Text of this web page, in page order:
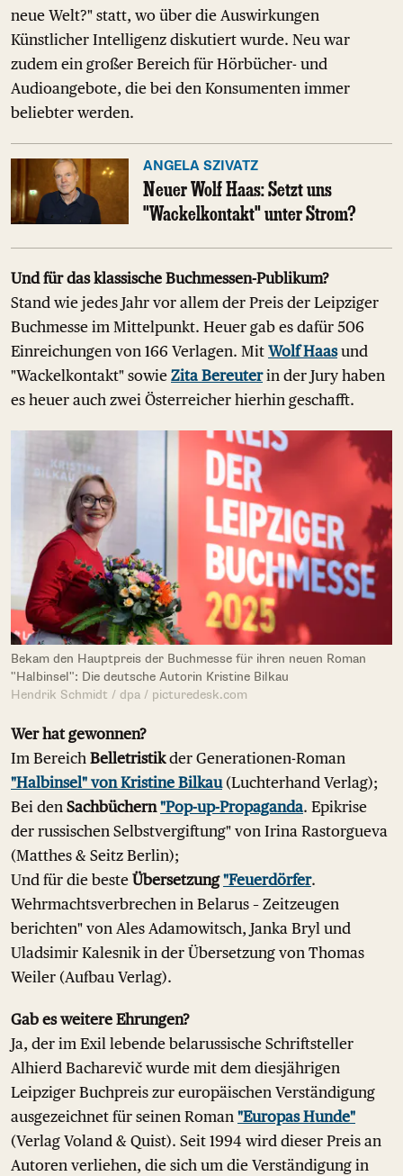
neue Welt?" statt, wo über die Auswirkungen
Künstlicher Intelligenz diskutiert wurde. Neu war
zudem ein großer Bereich für Hörbücher- und
Audioangebote, die bei den Konsumenten immer
beliebter werden.
ANGELA SZIVATZ
Neuer Wolf Haas: Setzt uns
"Wackelkontakt" unter Strom?
Und für das klassische Buchmessen-Publikum?
Stand wie jedes Jahr vor allem der Preis der Leipziger
Buchmesse im Mittelpunkt. Heuer gab es dafür 506
Einreichungen von 166 Verlagen. Mit Wolf Haasund
"Wackelkontakt" sowie Zita Bereuterin der Jury haben
es heuer auch zwei Österreicher hierhin geschafft.
Bekam den Hauptpreis der Buchmesse für ihren neuen Roman
"Halbinsel": Die deutsche Autorin Kristine Bilkau
Hendrik Schmidt / dpa / picturedesk.com
Wer hat gewonnen?
Im Bereich Belletristikder Generationen-Roman
"Halbinsel" von Kristine Bilkau(Luchterhand Verlag);
Bei den Sachbüchern "Pop-up-Propaganda. Epikrise
der russischen Selbstvergiftung" von Irina Rastorgueva
(Matthes & Seitz Berlin);
Und für die beste Übersetzung "Feuerdörfer.
Wehrmachtsverbrechen in Belarus – Zeitzeugen
berichten" von Ales Adamowitsch, Janka Bryl und
Uladsimir Kalesnik in der Übersetzung von Thomas
Weiler (Aufbau Verlag).
Gab es weitere Ehrungen?
Ja, der im Exil lebende belarussische Schriftsteller
Alhierd Bacharevič wurde mit dem diesjährigen
Leipziger Buchpreis zur europäischen Verständigung
ausgezeichnet für seinen Roman "Europas Hunde"
(Verlag Voland & Quist). Seit 1994 wird dieser Preis an
Autoren verliehen, die sich um die Verständigung in